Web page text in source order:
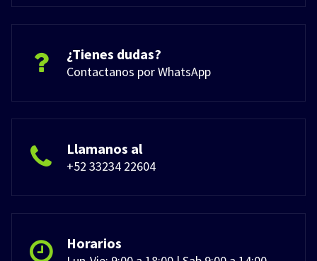
¿Tienes dudas?
Contactanos por WhatsApp
Llamanos al
+52 33234 22604
Horarios